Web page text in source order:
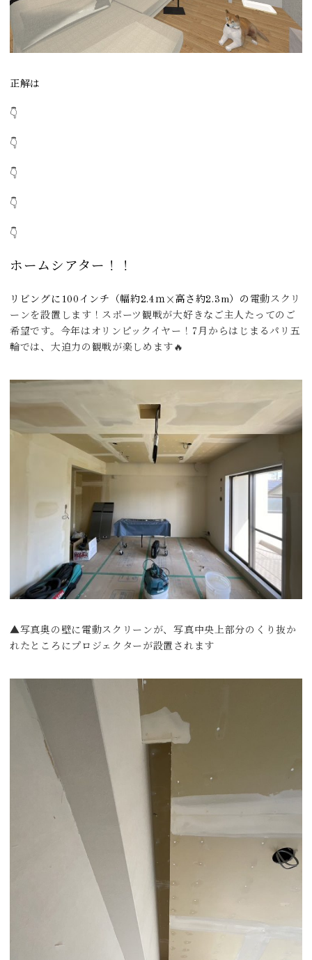
正解は
👇
👇
👇
👇
👇
ホームシアター！！
リビングに100インチ（幅約2.4ｍ×高さ約2.3m）の 電動スクリ
ーンを設置します！スポーツ観戦が大好きなご主人たってのご
希望です。今年はオリンピックイヤー！7月からはじまるパリ五
輪では、大迫力の観戦が楽しめます🔥
▲写真奥の壁に電動スクリーンが、写真中央上部分のくり抜か
れたところにプロジェクターが設置されます